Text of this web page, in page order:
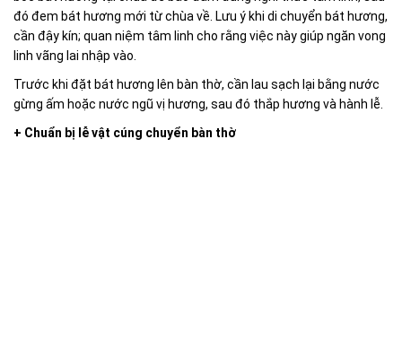
đó đem bát hương mới từ chùa về. Lưu ý khi di chuyển bát hương,
cần đậy kín; quan niệm tâm linh cho rằng việc này giúp ngăn vong
linh vãng lai nhập vào.
Trước khi đặt bát hương lên bàn thờ, cần lau sạch lại bằng nước
gừng ấm hoặc nước ngũ vị hương, sau đó thắp hương và hành lễ.
+ Chuẩn bị lễvật cúng chuyển bàn thờ